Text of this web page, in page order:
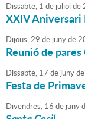
Dissabte, 1 de juliol de
XXIV Aniversari
Dijous,29 de junyde
Reunió de
Dissabte, 17 de junyde
Festa de
Divendres, 16 de juny